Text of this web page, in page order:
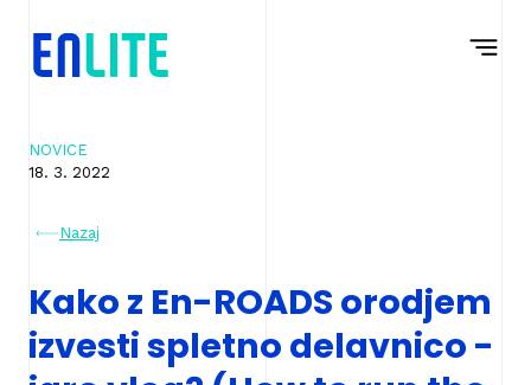
NOVICE
18. 3. 2022
Nazaj
Kako z En-ROADS orodjem
izvesti spletno delavnico -